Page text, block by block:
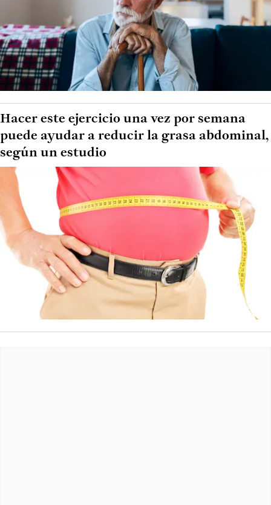
Hacer este ejercicio una vez por semana
puede ayudar a reducir la grasa abdominal,
según un estudio